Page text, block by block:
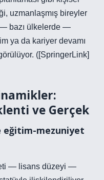
uzmanlaşmış bireyler
bazı ülkelerde —
ya da kariyer devamı
([SpringerLink]
ve Gerçek
eğitim-mezuniyet
— lisans düzeyi —